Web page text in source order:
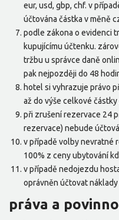
eur, usd, gbp, chf. v
účtována částka v měně
podle zákona o evidenci
kupujícímu účtenku.
tržbu u správce daně
pak nejpozději do 48
hotel si vyhrazuje právo
až do výše celkové
při zrušení rezervace 24
rezervace) nebude
v případě volby nevratné
100% z ceny ubytování
v případě nedojezdu
oprávněn účtovat
práva a